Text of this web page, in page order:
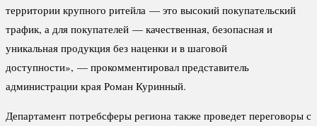
территории крупного ритейла — это высокий покупательский
трафик, а для покупателей — качественная, безопасная и
уникальная продукция без наценки и в шаговой
доступности», — прокомментировал представитель
администрации края Роман Куринный.
Департамент потребсферы региона также проведет переговоры с